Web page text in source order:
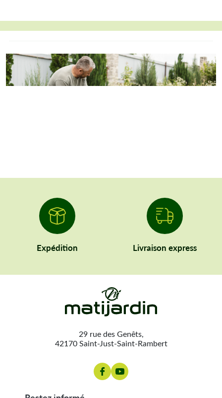
Expédition Livraison express
29 rue des Genêts,
42170 Saint-Just-Saint-Rambert